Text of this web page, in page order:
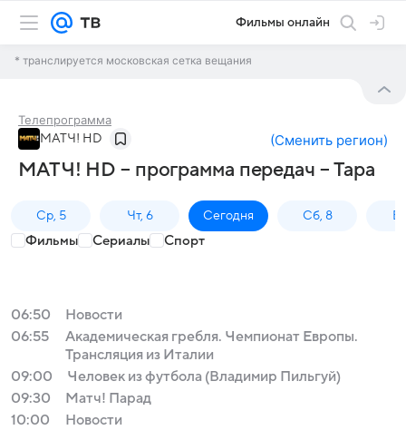
Фильмы онлайн
* транслируется московская сетка вещания
Телепрограмма
МАТЧ! HD (Сменить регион)
МАТЧ! HD – программа передач – Тара
Ср, 5 Чт, 6 Сегодня Сб, 8
Фильмы Сериалы Спорт
06:50
Новости
06:55
Академическая гребля. Чемпионат Европы.
Трансляция из Италии
09:00
Человек из футбола (Владимир Пильгуй)
09:30
Матч! Парад
10:00
Новости